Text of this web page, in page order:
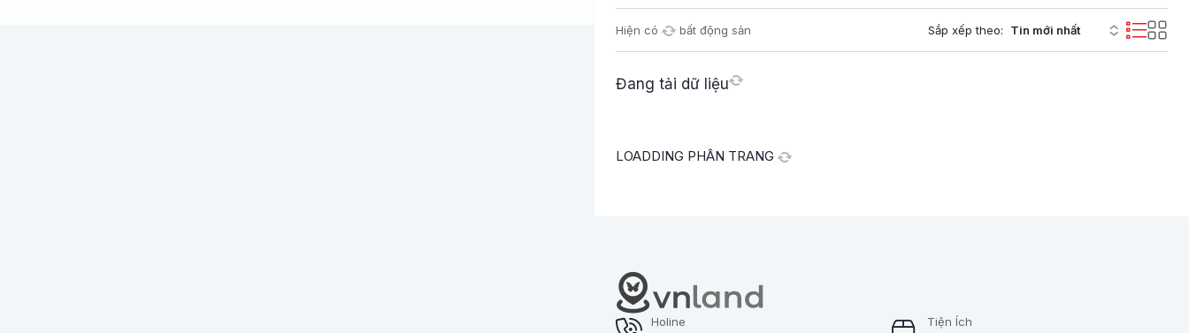
Hiện có bất động sản Sắp xếp theo:
Đang tải dữ liệu
LOADDING PHÂN TRANG
Holine Tiện Ích